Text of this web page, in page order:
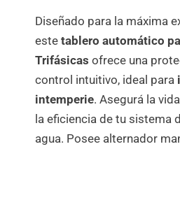
Diseñado para la máxima
este tablero automático
Trifásicas ofrece una
control intuitivo, ideal para
intemperie. Asegurá la
la eficiencia de tu sistema
agua. Posee alternador